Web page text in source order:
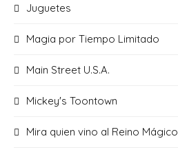
Juguetes
Magia por Tiempo Limitado
Main Street U.S.A.
Mickey's Toontown
Mira quien vino al Reino Mágico